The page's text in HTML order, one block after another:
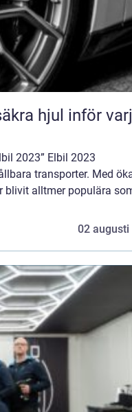
2023” Elbil 2023
transporter. Med
blivit alltmer populära
02 augusti